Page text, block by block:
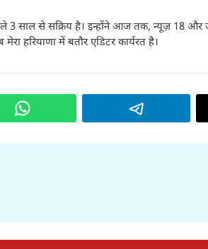
3 साल से सक्रिय है। इन्होंने आज तक, न्यूज़ 18
हरियाणा में बतौर एडिटर कार्यरत है।